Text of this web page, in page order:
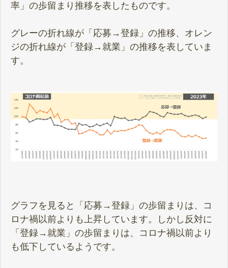
率」の歩留まり推移を表したものです。
グレーの折れ線が「応募→登録」の推移、オレン
ジの折れ線が「登録→就業」の推移を表していま
す。
グラフを見ると「応募→登録」の歩留まりは、コ
ロナ禍以前よりも上昇しています。しかし反対に
「登録→就業」の歩留まりは、コロナ禍以前より
も低下しているようです。